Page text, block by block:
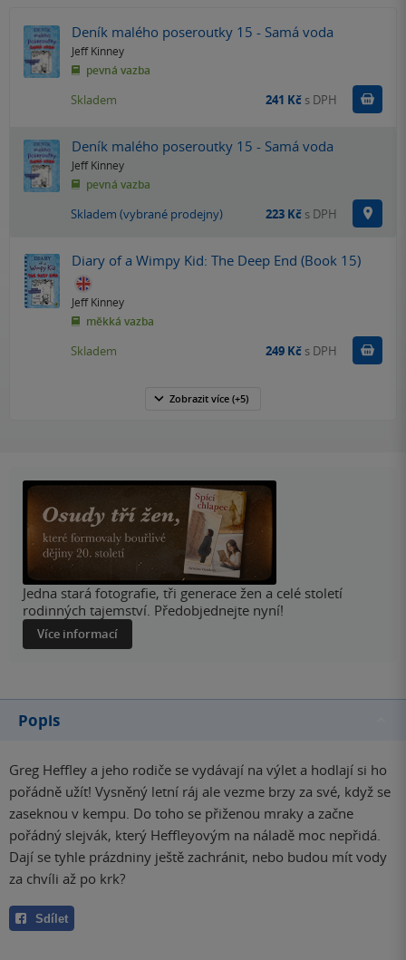
Deník malého poseroutky 15 - Samá voda
Jeff Kinney
pevná vazba
Skladem 241 Kč s DPH
Deník malého poseroutky 15 - Samá voda
Jeff Kinney
pevná vazba
Skladem (vybrané prodejny) 223 Kč s DPH
Diary of a Wimpy Kid: The Deep End (Book 15)
Jeff Kinney
měkká vazba
Skladem 249 Kč s DPH
Zobrazit více (+5)
Jedna stará fotografie, tři generace žen a celé století
rodinných tajemství. Předobjednejte nyní!
Více informací
Popis
Greg Heffley a jeho rodiče se vydávají na výlet a hodlají si ho
pořádně užít! Vysněný letní ráj ale vezme brzy za své, když se
zaseknou v kempu. Do toho se přiženou mraky a začne
pořádný slejvák, který Heffleyovým na náladě moc nepřidá.
Dají se tyhle prázdniny ještě zachránit, nebo budou mít vody
za chvíli až po krk?
Sdílet